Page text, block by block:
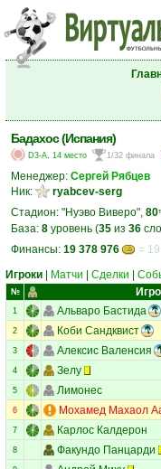
Бадахос (Испания)
D3-A, 14 место 1/32 финала
Менеджер: Сергей Рябцев
Ник:
ryabcev-serg
Стадион: "Нуэво Виверо", 80
База: 8 уровень (35 из 36
Финансы: 19 378 976
=
Игроки
Матчи Сделки
№
1 Альваро Бастида
2 Коби Сандквист
3 Алексис Валенсия
4 Зелу
5 Лимонес
6 Мохамед Махаол
7 Карлос Калдерон
8 Факундо Панцарди